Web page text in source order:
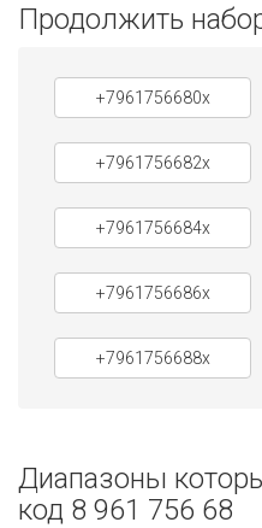
Продолжить
+7961756680x
+7961756682x
+7961756684x
+7961756686x
+7961756688x
Диапазоны
код 8 961 756 68